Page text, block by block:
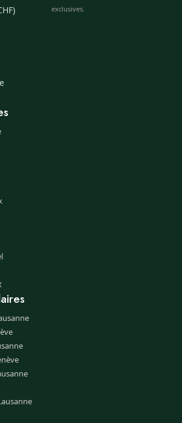
exclusives.